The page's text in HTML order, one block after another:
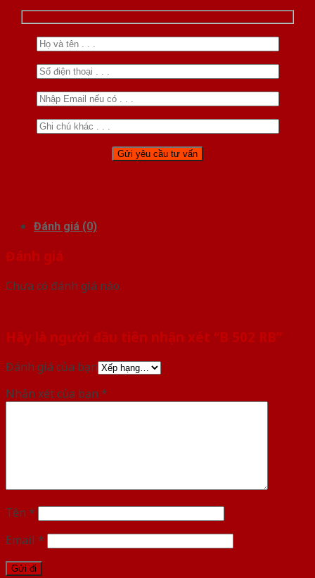
Đánh giá (0)
Đánh giá
Chưa có đánh giá nào.
Hãy là người đầu tiên nhận xét “B 502 RB”
Đánh giá của bạn
Nhận xét của bạn *
Tên *
Email *